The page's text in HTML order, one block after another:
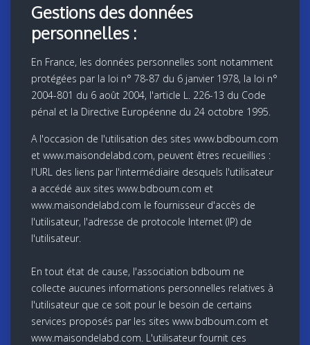
Gestions des données
personnelles :
En France, les données personnelles sont notamment
protégées par la loi n° 78-87 du 6 janvier 1978, la loi n°
2004-801 du 6 août 2004, l'article L. 226-13 du Code
pénal et la Directive Européenne du 24 octobre 1995.
A l'occasion de l'utilisation des sites www.bdboum.com
et www.maisondelabd.com, peuvent êtres recueillies :
l'URL des liens par l'intermédiaire desquels l'utilisateur
a accédé aux sites www.bdboum.com et
www.maisondelabd.com le fournisseur d'accès de
l'utilisateur, l'adresse de protocole Internet (IP) de
l'utilisateur.
En tout état de cause, l'association bdboum ne
collecte aucunes informations personnelles relatives à
l'utilisateur que ce soit pour le besoin de certains
services proposés par les sites www.bdboum.com et
www.maisondelabd.com. L'utilisateur fournit ces